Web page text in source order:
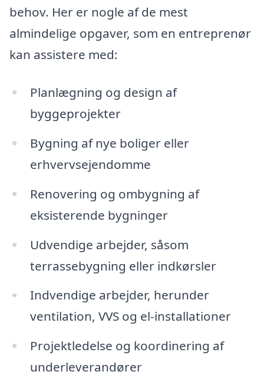
behov. Her er nogle af de mest
almindelige opgaver, som en entreprenør
kan assistere med:
Planlægning og design af
byggeprojekter
Bygning af nye boliger eller
erhvervsejendomme
Renovering og ombygning af
eksisterende bygninger
Udvendige arbejder, såsom
terrassebygning eller indkørsler
Indvendige arbejder, herunder
ventilation, VVS og el-installationer
Projektledelse og koordinering af
underleverandører